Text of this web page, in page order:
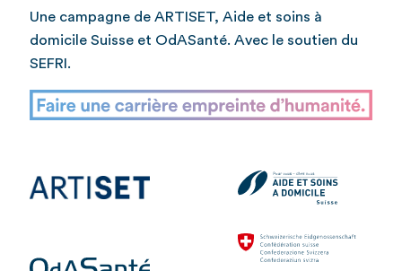
Une campagne de ARTISET, Aide et soins à
domicile Suisse et OdASanté. Avec le soutien du
SEFRI.